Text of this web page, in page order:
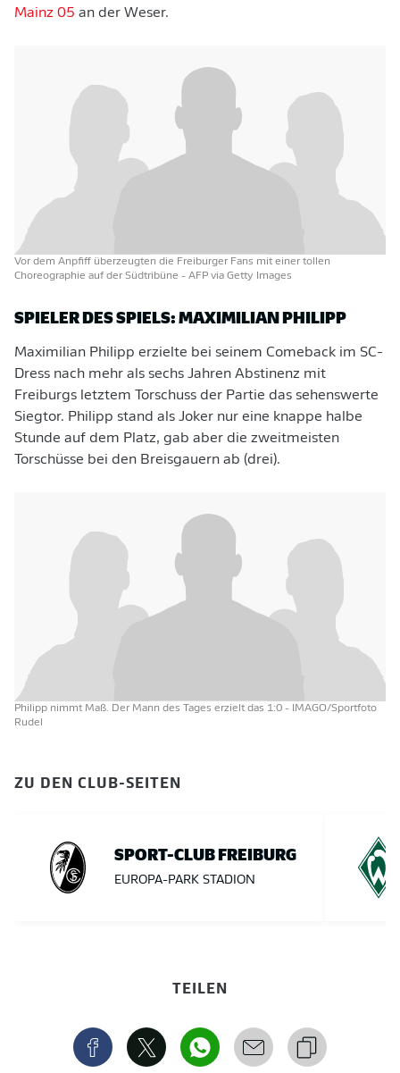
Mainz 05 an der Weser.
Vor dem Anpfiff überzeugten die Freiburger Fans mit einer tollen
Choreographie auf der Südtribüne - AFP via Getty Images
SPIELER DES SPIELS: MAXIMILIAN PHILIPP
Maximilian Philipp erzielte bei seinem Comeback im SC-
Dress nach mehr als sechs Jahren Abstinenz mit
Freiburgs letztem Torschuss der Partie das sehenswerte
Siegtor. Philipp stand als Joker nur eine knappe halbe
Stunde auf dem Platz, gab aber die zweitmeisten
Torschüsse bei den Breisgauern ab (drei).
Philipp nimmt Maß. Der Mann des Tages erzielt das 1:0 - IMAGO/Sportfoto
Rudel
ZU DEN CLUB-SEITEN
SPORT-CLUB FREIBURG
EUROPA-PARK STADION
TEILEN